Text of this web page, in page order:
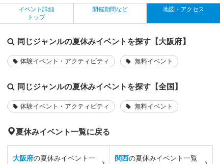
イベント詳細
トップ
開催期間など 地図・アクセス
同じジャンルの夏休みイベントを探す【大阪府】
体験イベント・アクティビティ 無料イベント
同じジャンルの夏休みイベントを探す【全国】
体験イベント・アクティビティ 無料イベント
夏休みイベント一覧に戻る
大阪府の夏休みイベント一
関西の夏休みイベント一覧